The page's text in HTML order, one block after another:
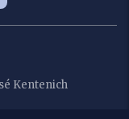
Kentenich